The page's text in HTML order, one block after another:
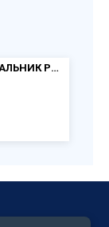
8.1895.1.000.104.1 УМЫВАЛЬНИК PRO A 55x48